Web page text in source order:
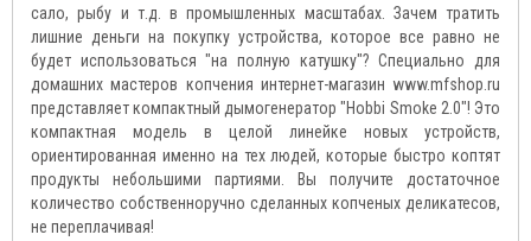
сало, рыбу и т.д. в промышленных масштабах. Зачем тратить
лишние деньги на покупку устройства, которое все равно не
будет использоваться "на полную катушку"? Специально для
домашних мастеров копчения интернет-магазин www.mfshop.ru
представляет компактный дымогенератор "Hobbi Smoke 2.0"! Это
компактная модель в целой линейке новых устройств,
ориентированная именно на тех людей, которые быстро коптят
продукты небольшими партиями. Вы получите достаточное
количество собственноручно сделанных копченых деликатесов,
не переплачивая!